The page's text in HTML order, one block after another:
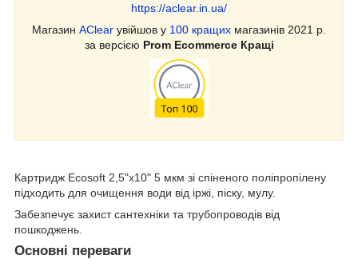
https://aclear.in.ua/
Магазин AClear увійшов у 100 кращих магазинів 2021 р.
за версією Prom Ecommerce Кращі
Картридж Ecosoft 2,5"x10" 5 мкм зі спіненого поліпропілену
підходить для очищення води від іржі, піску, мулу.
Забезпечує захист сантехніки та трубопроводів від
пошкоджень.
Основні переваги